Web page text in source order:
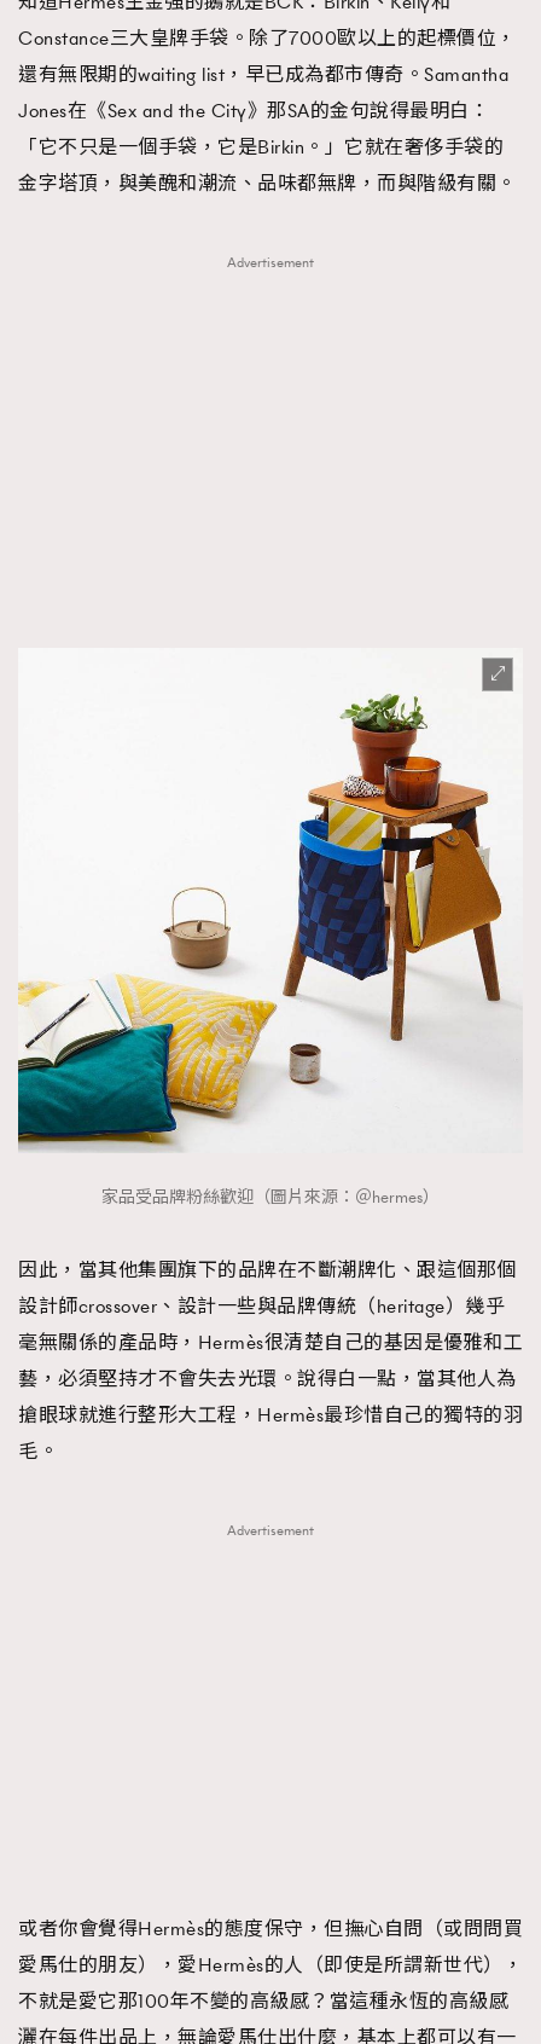
TRENDING
Constance三大皇牌手袋。除了7000歐以上的起標價位，
還有無限期的waiting list，早已成為都市傳奇。Samantha
Jones在《Sex and the City》那SA的金句說得最明白：
「它不只是一個手袋，它是Birkin。」它就在奢侈手袋的
金字塔頂，與美醜和潮流、品味都無牌，而與階級有關。
Advertisement
家品受品牌粉絲歡迎（圖片來源：＠hermes）
因此，當其他集團旗下的品牌在不斷潮牌化、跟這個那個
設計師crossover、設計一些與品牌傳統（heritage）幾乎
毫無關係的產品時，Hermès很清楚自己的基因是優雅和工
藝，必須堅持才不會失去光環。說得白一點，當其他人為
搶眼球就進行整形大工程，Hermès最珍惜自己的獨特的羽
毛。
Advertisement
或者你會覺得Hermès的態度保守，但撫心自問（或問問買
愛馬仕的朋友），愛Hermès的人（即使是所謂新世代），
不就是愛它那100年不變的高級感？當這種永恆的高級感
灑在每件出品上，無論愛馬仕出什麼，基本上都可以有一